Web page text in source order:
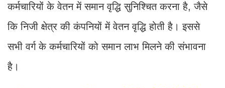
कर्मचारियों के वेतन में समान वृद्धि सुनिश्चित करना है, जैसे
कि निजी क्षेत्र की कंपनियों में वेतन वृद्धि होती है। इससे
सभी वर्ग के कर्मचारियों को समान लाभ मिलने की संभावना
है।